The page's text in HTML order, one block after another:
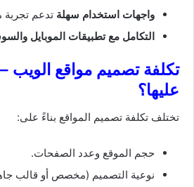
واجهات استخدام سهلة تدعم
التكامل مع تطبيقات الموبايل
تكلفة تصميم مواقع الويب –
عليها؟
تختلف تكلفة تصميم المواقع بناءً على:
حجم الموقع وعدد الصفحات.
نوعية التصميم (مخصص أو قالب